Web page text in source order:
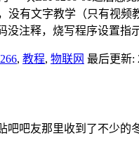
没有文字教学（只有视
注释，烧写程序设置
, 教程, 物联网 最后更新:
吧吧友那里收到了不少的